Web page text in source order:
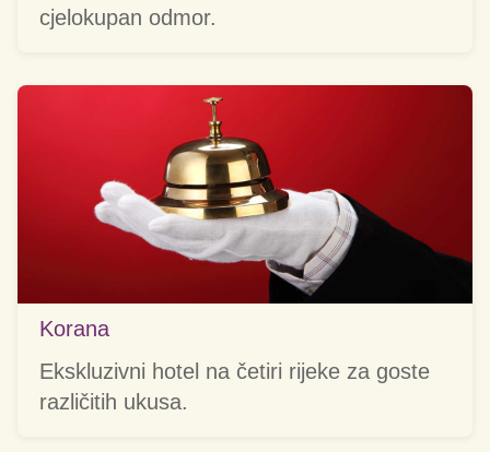
cjelokupan odmor.
Korana
Ekskluzivni hotel na četiri rijeke za goste
različitih ukusa.